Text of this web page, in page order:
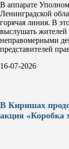
В аппарате
Ленинградской
горячая линия. В
выслушать жителей
неправомерными
представителей
16-07-2026
В Киришах
акция «Коробка